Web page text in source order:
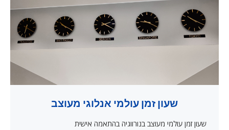
שעון זמן עולמי אנלוגי מעוצב
שעון זמן עולמי מעוצב בנורווגיה בהתאמה אישית